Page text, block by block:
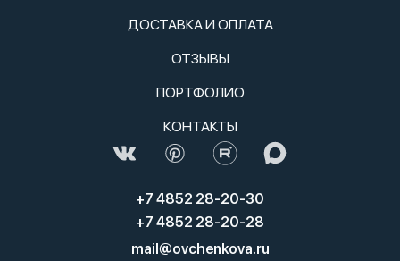
ДОСТАВКА И ОПЛАТА
ОТЗЫВЫ
ПОРТФОЛИО
КОНТАКТЫ
+7 4852 28-20-30
+7 4852 28-20-28
mail@ovchenkova.ru